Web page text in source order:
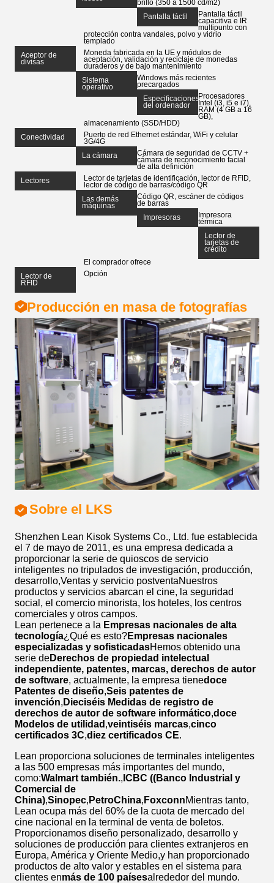
brillo (350 a 1500 cd/m2)
Pantalla táctil
Pantalla táctil
capacitiva e IR
multipunto con
protección contra vandales, polvo y vidrio
templado
Aceptor de
divisas
Moneda fabricada en la UE y módulos de
aceptación, validación y reciclaje de monedas
duraderos y de bajo mantenimiento
Sistema
operativo
Windows más recientes
precargados
Especificaciones
del ordenador
Procesadores
Intel (i3, i5 e i7),
RAM (4 GB a 16
GB),
almacenamiento (SSD/HDD)
Conectividad
Puerto de red Ethernet estándar, WiFi y celular
3G/4G
La cámara
Cámara de seguridad de CCTV +
cámara de reconocimiento facial
de alta definición
Lectores
Lector de tarjetas de identificación, lector de RFID,
lector de código de barras/código QR
Las demás
máquinas
Código QR, escáner de códigos
de barras
Impresoras
Impresora
térmica
Lector de
tarjetas de
crédito
El comprador ofrece
Lector de
RFID
Opción
Producción en masa de fotografías
Sobre el LKS
Shenzhen Lean Kisok Systems Co., Ltd. fue establecida
el 7 de mayo de 2011, es una empresa dedicada a
proporcionar la serie de quioscos de servicio
inteligentes no tripulados de investigación, producción,
desarrollo,Ventas y servicio postventaNuestros
productos y servicios abarcan el cine, la seguridad
social, el comercio minorista, los hoteles, los centros
comerciales y otros campos.
Lean pertenece a la Empresas nacionales de alta
tecnología¿Qué es esto?Empresas nacionales
especializadas y sofisticadasHemos obtenido una
serie deDerechos de propiedad intelectual
independiente, patentes, marcas, derechos de autor
de software, actualmente, la empresa tienedoce
Patentes de diseño,Seis patentes de
invención, Dieciséis Medidas de registro de
derechos de autor de software informático,doce
Modelos de utilidad ,veintiséis marcas,cinco
certificados 3C,diez certificados CE.
Lean proporciona soluciones de terminales inteligentes
a las 500 empresas más importantes del mundo,
como:Walmart también., ICBC ((Banco Industrial y
Comercial de
China),Sinopec, PetroChina, FoxconnMientras tanto,
Lean ocupa más del 60% de la cuota de mercado del
cine nacional en la terminal de venta de boletos.
Proporcionamos diseño personalizado, desarrollo y
soluciones de producción para clientes extranjeros en
Europa, América y Oriente Medio,y han proporcionado
productos de alto valor y estables en el sistema para
clientes enmás de 100 paísesalrededor del mundo.